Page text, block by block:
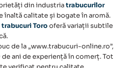
din industriatrabucurilor
înaltă calitate și bogate în aromă.
trabucuri Torooferă variații subtile
de la „www.trabucuri-online.ro”,
ani de experiență în comerț. Tot